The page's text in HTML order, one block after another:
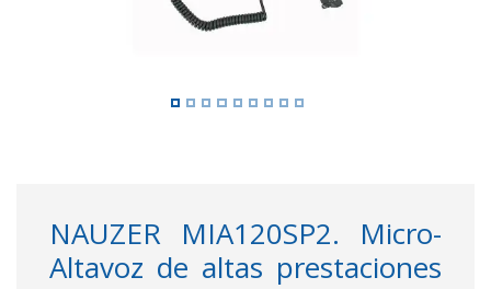
NAUZER MIA120SP2. Micro-
Altavoz de altas prestaciones